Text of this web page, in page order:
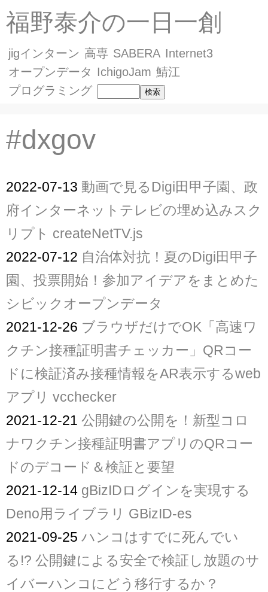
福野泰介の一日一創
jigインターン 高専 SABERA Internet3
オープンデータ IchigoJam 鯖江
プログラミング
#dxgov
2022-07-13 動画で見るDigi田甲子園、政
府インターネットテレビの埋め込みスク
リプト createNetTV.js
2022-07-12 自治体対抗！夏のDigi田甲子
園、投票開始！参加アイデアをまとめた
シビックオープンデータ
2021-12-26 ブラウザだけでOK「高速ワ
クチン接種証明書チェッカー」QRコー
ドに検証済み接種情報をAR表示するweb
アプリ vcchecker
2021-12-21 公開鍵の公開を！新型コロ
ナワクチン接種証明書アプリのQRコー
ドのデコード＆検証と要望
2021-12-14 gBizIDログインを実現する
Deno用ライブラリ GBizID-es
2021-09-25 ハンコはすでに死んでい
る!? 公開鍵による安全で検証し放題のサ
イバーハンコにどう移行するか？